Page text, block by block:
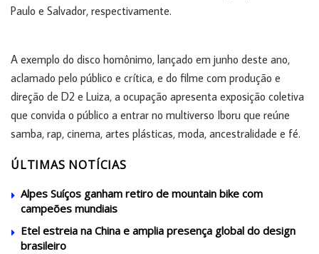
Paulo e Salvador, respectivamente.
A exemplo do disco homônimo, lançado em junho deste ano,
aclamado pelo público e crítica, e do filme com produção e
direção de D2 e Luiza, a ocupação apresenta exposição coletiva
que convida o público a entrar no multiverso Iboru que reúne
samba, rap, cinema, artes plásticas, moda, ancestralidade e fé.
ÚLTIMAS NOTÍCIAS
Alpes Suíços ganham retiro de mountain bike com
campeões mundiais
Etel estreia na China e amplia presença global do design
brasileiro